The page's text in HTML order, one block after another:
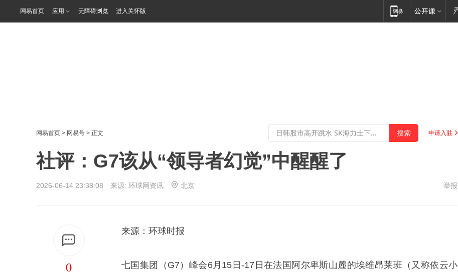
网易首页 应用 无障碍浏览 进入关怀版
网易首页 > 网易号 > 正文 申请入驻
社评：G7该从“领导者幻觉”中醒醒了
2026-06-14 23:38:08 来源: 环球网资讯 北京 举报
0
来源：环球时报
七国集团（G7）峰会6月15日-17日在法国阿尔卑斯山麓的埃维昂莱班（又称依云小